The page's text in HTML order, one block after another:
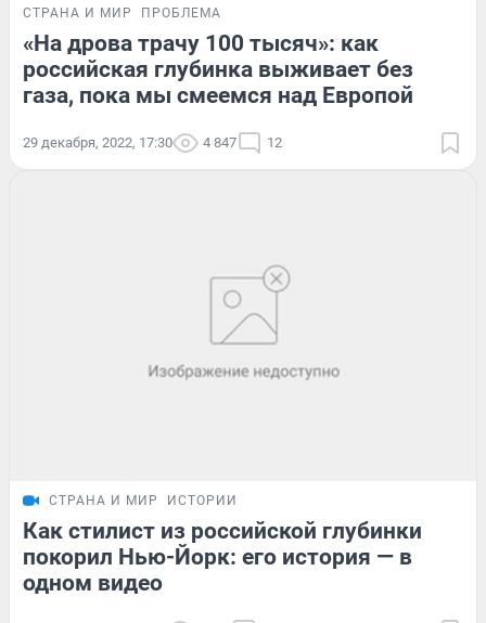
СТРАНА И МИР ПРОБЛЕМА
«На дрова трачу 100 тысяч»: как
российская глубинка выживает без
газа, пока мы смеемся над Европой
29 декабря, 2022, 17:30 4 847 12
СТРАНА И МИР ИСТОРИИ
Как стилист из российской глубинки
покорил Нью-Йорк: его история — в
одном видео